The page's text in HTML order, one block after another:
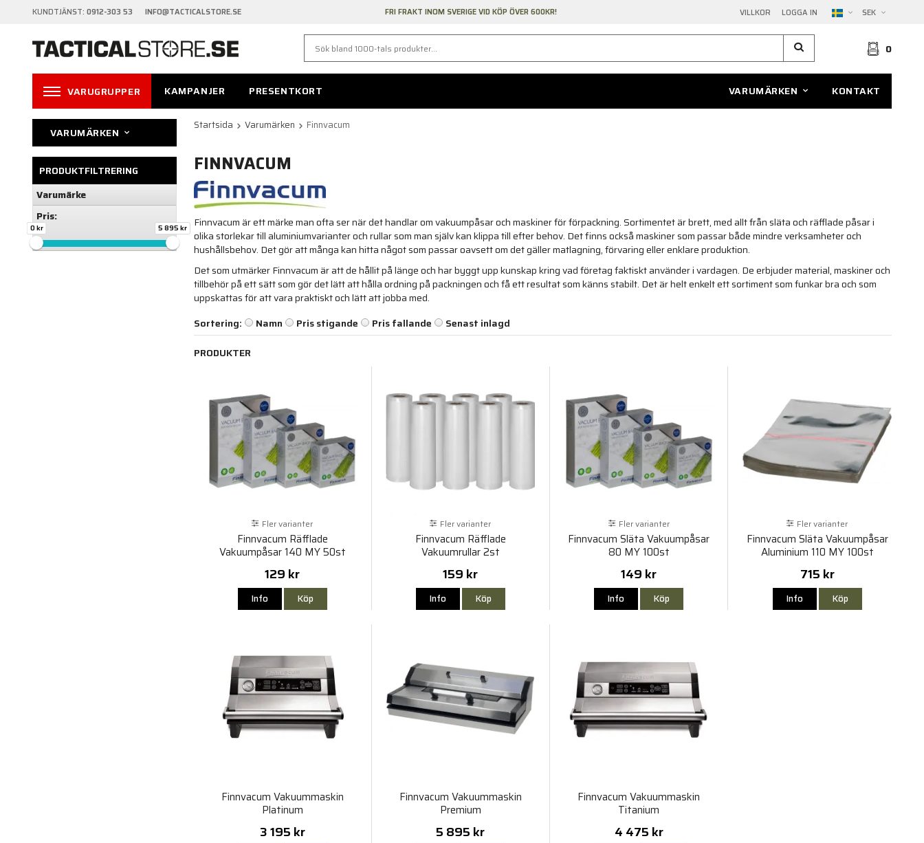
KUNDTJÄNST: 0912-303 53 INFO@TACTICALSTORE.SE VILLKOR LOGGA IN SEK
FRI FRAKT INOM SVERIGE VID KÖP ÖVER 600KR!
0
VARUGRUPPER KAMPANJER PRESENTKORT VARUMÄRKEN KONTAKT
VARUMÄRKEN
PRODUKTFILTRERING
Varumärke
Pris:
0 kr 5 895 kr
Startsida Varumärken Finnvacum
FINNVACUM
Finnvacum är ett märke man ofta ser när det handlar om vakuumpåsar och maskiner för förpackning. Sortimentet är brett, med allt från släta och räfflade påsar i
olika storlekar till aluminiumvarianter och rullar som man själv kan klippa till efter behov. Det finns också maskiner som passar både mindre verksamheter och
hushållsbehov. Det gör att många kan hitta något som passar oavsett om det gäller matlagning, förvaring eller enklare produktion.
Det som utmärker Finnvacum är att de hållit på länge och har byggt upp kunskap kring vad företag faktiskt använder i vardagen. De erbjuder material, maskiner och
tillbehör på ett sätt som gör det lätt att hålla ordning på packningen och få ett resultat som känns stabilt. Det är helt enkelt ett sortiment som funkar bra och som
uppskattas för att vara praktiskt och lätt att jobba med.
Sortering:
Namn Pris stigande Pris fallande
Senast inlagd
PRODUKTER
Fler varianter
Finnvacum Räfflade
Vakuumpåsar 140 MY 50st
129 kr
Info Köp
Fler varianter
Finnvacum Räfflade
Vakuumrullar 2st
159 kr
Info Köp
Fler varianter
Finnvacum Släta Vakuumpåsar
80 MY 100st
149 kr
Info Köp
Fler varianter
Finnvacum Släta Vakuumpåsar
Aluminium 110 MY 100st
715 kr
Info Köp
Finnvacum Vakuummaskin
Platinum
3 195 kr
Finnvacum Vakuummaskin
Premium
5 895 kr
Finnvacum Vakuummaskin
Titanium
4 475 kr